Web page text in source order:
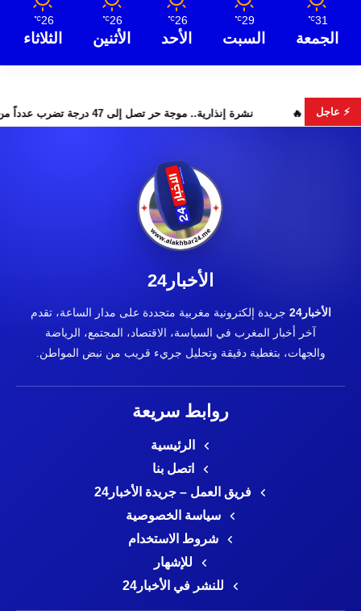
31
℃
الجمعة
29
℃
السبت
26
℃
الأحد
26
℃
الأثنين
26
℃
الثلاثاء
⚡ عاجل
البحث عن هويات الضحايا نشرة إنذارية.. موجة حر تصل إلى 47 درجة تضرب عدداً من أقاليم المغرب
الأخبار24
الأخبار24
جريدة إلكترونية مغربية متجددة على مدار الساعة، تقدم
آخر أخبار المغرب في السياسة، الاقتصاد، المجتمع، الرياضة
والجهات، بتغطية دقيقة وتحليل جريء قريب من نبض المواطن.
روابط سريعة
الرئيسية
اتصل بنا
فريق العمل – جريدة الأخبار24
سياسة الخصوصية
شروط الاستخدام
للإشهار
للنشر في الأخبار24